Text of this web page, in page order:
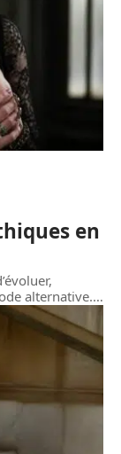
en
alternative.…